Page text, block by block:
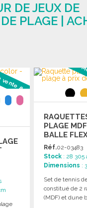
DE JEUX DE
PLAGE |
#1
PLAGE
BALLE
Réf.02-03483
Stock : 28 305
Dimensions :
Set de tennis
constitué de 2
(MDF) et dune